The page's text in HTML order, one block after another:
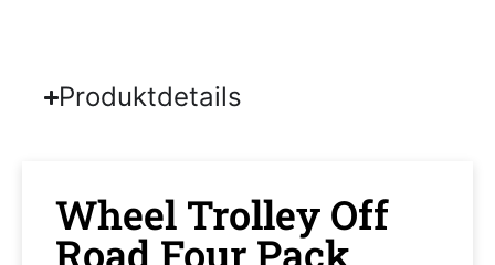
Produktdetails
Wheel Trolley Off
Road Four Pack